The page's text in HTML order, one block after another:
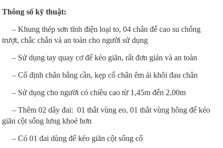
Thông số kỹ thuật:
– Khung thép sơn tĩnh điện loại to, 04 chân đế cao su chống
trượt, chắc chắn và an toàn cho người sử dụng
– Sử dụng tay quay cơ để kéo giãn, rất đơn giản và an toàn
– Cố định chân bằng cần, kẹp cổ chân êm ái khôi đau chân
– Sử dụng cho người có chiều cao từ 1,45m đến 2,00m
– Thêm 02 dây đai: 01 thắt vùng eo, 01 thắt vùng hông để kéo
giãn cột sống lưng khoẻ hơn
– Có 01 đai dùng để kéo giãn cột sống cổ